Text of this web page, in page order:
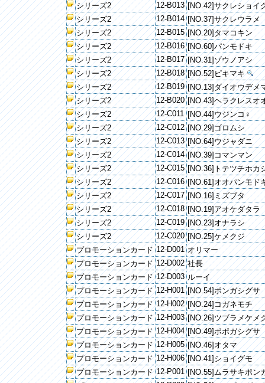
シリーズ2
12-B013 [NO.42]サクレショイ
シリーズ2
12-B014 [NO.37]サクレウラメ
シリーズ2
12-B015 [NO.20]タマコキン
シリーズ2
12-B016 [NO.60]パンモドキ
シリーズ2
12-B017 [NO.31]ゾウノアシ
シリーズ2
12-B018 [NO.52]ピキマキ
シリーズ2
12-B019 [NO.13]ダイオウデメ
シリーズ2
12-B020 [NO.43]ヘラクレスオ
シリーズ2
12-C011 [NO.44]ウジンコ♀
シリーズ2
12-C012 [NO.29]ゴロムシ
シリーズ2
12-C013 [NO.64]ウジャダニ
シリーズ2
12-C014 [NO.39]コマンマン
シリーズ2
12-C015 [NO.36]トテツチホカ
シリーズ2
12-C016 [NO.61]オオパンモド
シリーズ2
12-C017 [NO.16]ミズブタ
シリーズ2
12-C018 [NO.19]アオケダタラ
シリーズ2
12-C019 [NO.23]オナラシ
シリーズ2
12-C020 [NO.25]ケメクジ
プロモーションカード 12-D001 オリマー
プロモーションカード 12-D002 社長
プロモーションカード 12-D003 ルーイ
プロモーションカード 12-H001 [NO.54]ポンガシグサ
プロモーションカード 12-H002 [NO.24]コガネモチ
プロモーションカード 12-H003 [NO.26]ツブラメケメ
プロモーションカード 12-H004 [NO.49]ポポガシグサ
プロモーションカード 12-H005 [NO.46]オタマ
プロモーションカード 12-H006 [NO.41]ショイグモ
プロモーションカード 12-P001 [NO.55]ムラサキポン